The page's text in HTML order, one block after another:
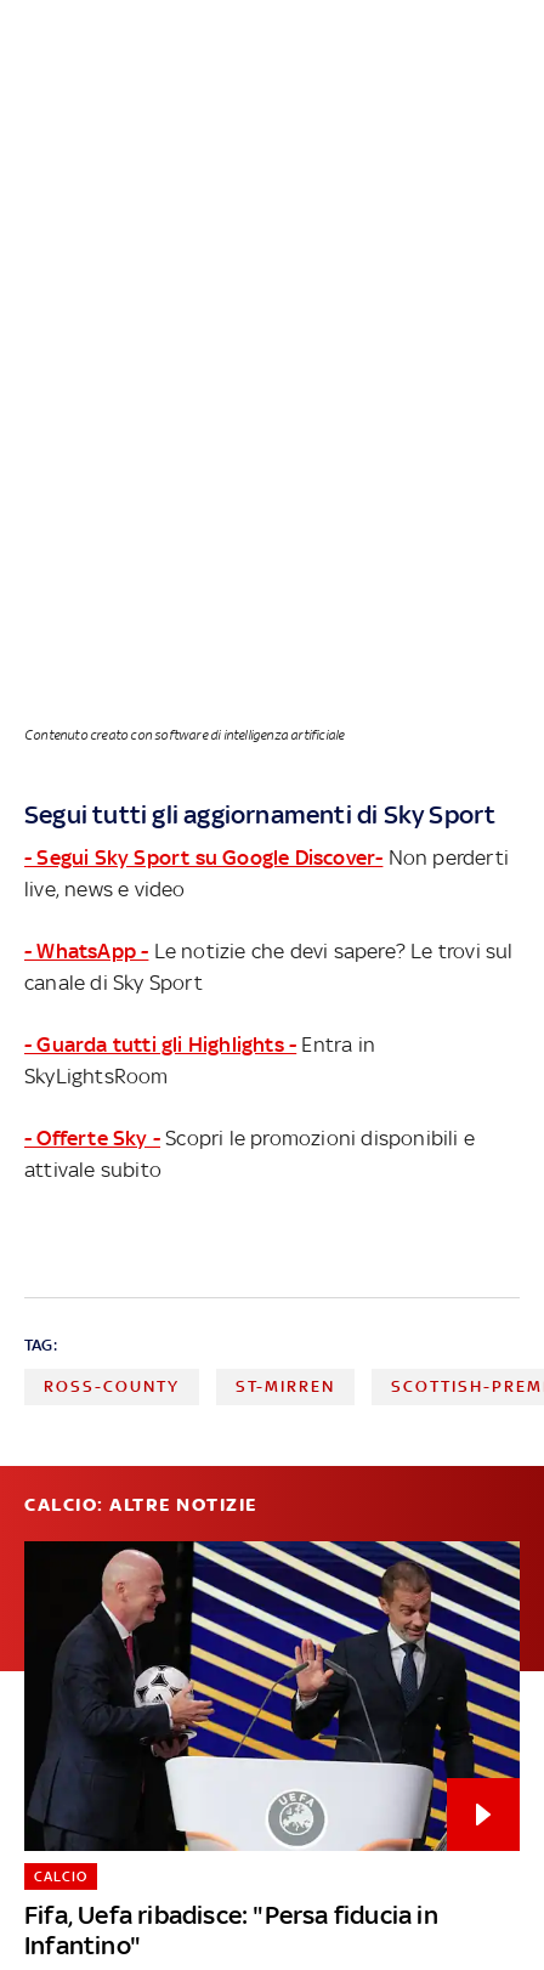
Contenuto creato con software di intelligenza artificiale
Segui tutti gli aggiornamenti di Sky Sport
- Segui Sky Sport su Google Discover- Non perderti
live, news e video
- WhatsApp - Le notizie che devi sapere? Le trovi sul
canale di Sky Sport
- Guarda tutti gli Highlights - Entra in
SkyLightsRoom
- Offerte Sky - Scopri le promozioni disponibili e
attivale subito
TAG:
ROSS-COUNTY ST-MIRREN SCOTTISH-
CALCIO: ALTRE NOTIZIE
Fifa, Uefa ribadisce: "Persa fiducia in
Infantino"
CALCIO